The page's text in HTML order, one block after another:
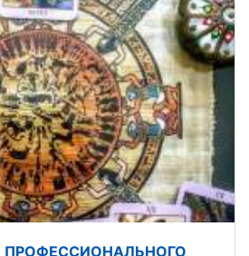
ПРОФЕССИОНАЛЬНОГО